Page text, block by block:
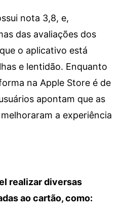
nota 3,8, e,
das avaliações dos
o aplicativo está
e lentidão. Enquanto
na Apple Store é de
apontam que as
a experiência
realizar diversas
ao cartão, como: